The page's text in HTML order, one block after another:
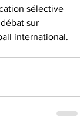
sélective
sur
international.